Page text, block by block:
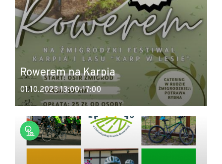
Rowerem na Karpia
01.10.2023 13:00-17:00